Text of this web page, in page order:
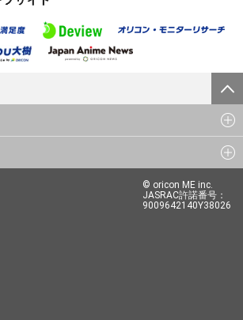
© oricon ME inc.
JASRAC許諾番号：
9009642140Y38026